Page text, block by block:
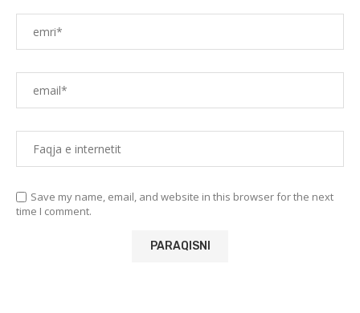
Save my name, email, and website in this browser for the next
time I comment.